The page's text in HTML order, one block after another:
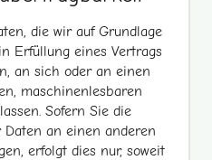
die wir auf Grundlage
Erfüllung eines Vertrags
an sich oder an einen
maschinenlesbaren
Sofern Sie die
an einen anderen
erfolgt dies nur, soweit